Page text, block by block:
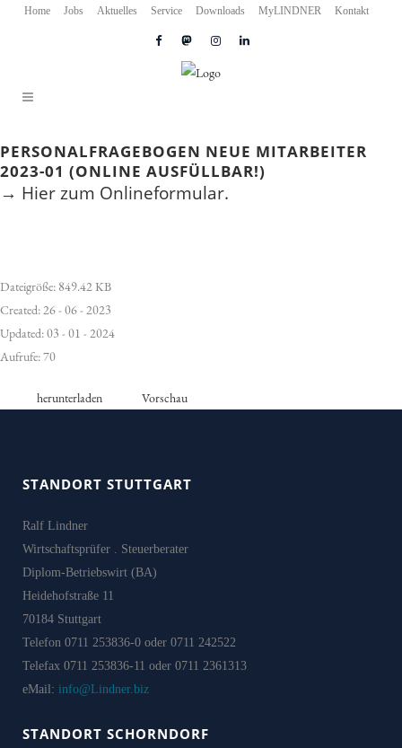
Home Jobs Aktuelles Service Downloads MyLINDNER Kontakt
PERSONALFRAGEBOGEN NEUE MITARBEITER
2023-01 (ONLINE AUSFÜLLBAR!)
→ Hier zum Onlineformular.
Dateigröße: 849.42 KB
Created: 26 - 06 - 2023
Updated: 03 - 01 - 2024
Aufrufe: 70
herunterladen Vorschau
STANDORT STUTTGART
Ralf Lindner
Wirtschaftsprüfer . Steuerberater
Diplom-Betriebswirt (BA)
Heidehofstraße 11
70184 Stuttgart
Telefon 0711 253836-0 oder 0711 242522
Telefax 0711 253836-11 oder 0711 2361313
eMail: info@Lindner.biz
STANDORT SCHORNDORF